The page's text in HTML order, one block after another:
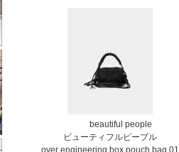
beautiful people
ビューティフルピープル
over engineering box pouch bag 01